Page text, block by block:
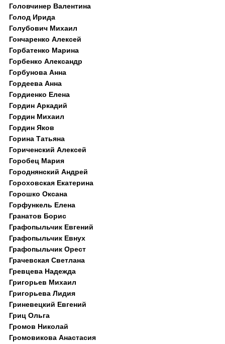
Головчинер Валентина
Голод Ирида
Голубович Михаил
Гончаренко Алексей
Горбатенко Марина
Горбенко Александр
Горбунова Анна
Гордеева Анна
Гордиенко Елена
Гордин Аркадий
Гордин Михаил
Гордин Яков
Горина Татьяна
Гориченский Алексей
Горобец Мария
Городнянский Андрей
Гороховская Екатерина
Горошко Оксана
Горфункель Елена
Гранатов Борис
Графопыльчик Евгений
Графопыльчик Евнух
Графопыльчик Орест
Грачевская Светлана
Гревцева Надежда
Григорьев Михаил
Григорьева Лидия
Гриневецкий Евгений
Гриц Ольга
Громов Николай
Громовикова Анастасия